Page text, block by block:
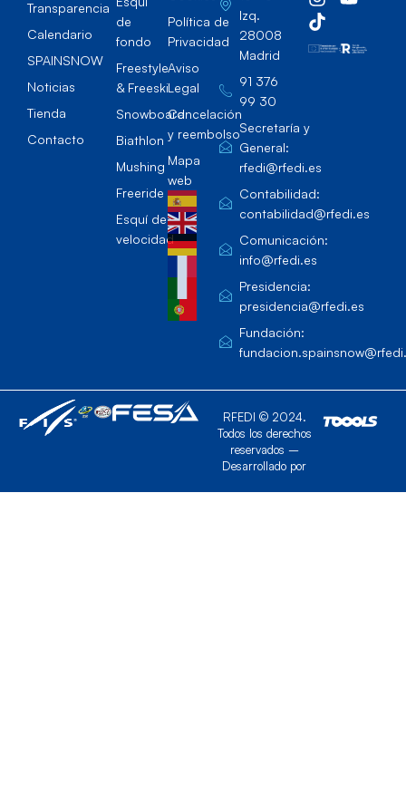
Transparencia
Calendario
SPAINSNOW
Noticias
Tienda
Contacto
de
fondo
Freestyle
& Freeski
Snowboard
Biathlon
Mushing
Freeride
Esquí de
velocidad
Política de
Privacidad
Aviso
Legal
Cancelación
y reembolso
Mapa
web
Izq.
28008
Madrid
91 376
99 30
Secretaría y
General:
rfedi@rfedi.es
Contabilidad:
contabilidad@rfedi.es
Comunicación:
info@rfedi.es
Presidencia:
presidencia@rfedi.es
Fundación:
RFEDI © 2024.
Todos los derechos
reservados –
Desarrollado por